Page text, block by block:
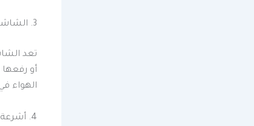
3. الشاشات الآلية:
تعد
أو
الهواء
4. أشرعة الظل: